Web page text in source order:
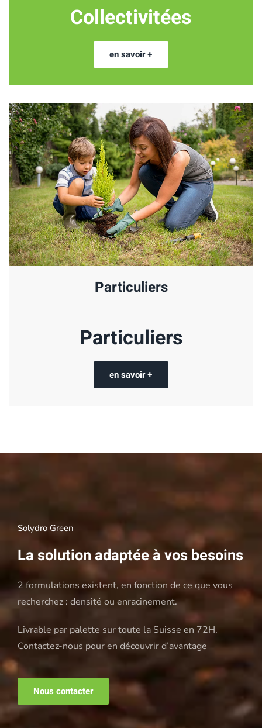
Collectivitées
en savoir +
Particuliers
Particuliers
en savoir +
Solydro Green
La solution adaptée à vos besoins
2 formulations existent, en fonction de ce que vous
recherchez : densité ou enracinement.
Livrable par palette sur toute la Suisse en 72H.
Contactez-nous pour en découvrir d’avantage
Nous contacter